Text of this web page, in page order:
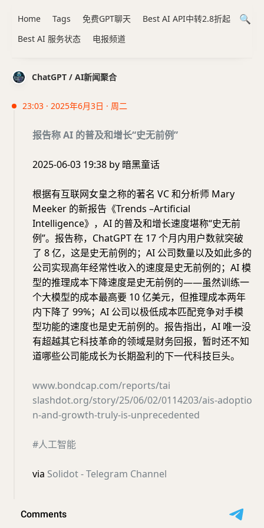
ChatGPT / AI新闻聚合
23:03 · 2025年6月3日 · 周二
报告称 AI 的普及和增长“史无前例”
2025-06-03 19:38 by 暗黑童话
根据有互联网女皇之称的著名 VC 和分析师 Mary
Meeker 的新报告《Trends –Artificial
Intelligence》，AI 的普及和增长速度堪称“史无前
例”。报告称，ChatGPT 在 17 个月内用户数就突破
了 8 亿，这是史无前例的；AI 公司数量以及如此多的
公司实现高年经常性收入的速度是史无前例的；AI 模
型的推理成本下降速度是史无前例的——虽然训练一
个大模型的成本最高要 10 亿美元，但推理成本两年
内下降了 99%；AI 公司以极低成本匹配竞争对手模
型功能的速度也是史无前例的。报告指出，AI 唯一没
有超越其它科技革命的领域是财务回报，暂时还不知
道哪些公司能成长为长期盈利的下一代科技巨头。
www.bondcap.com/reports/tai
slashdot.org/story/25/06/02/0114203/ais-adoptio
n-and-growth-truly-is-unprecedented
#人工智能
via Solidot - Telegram Channel
Home Tags 免费GPT聊天
Best AI API中转2.8折起
Best AI 服务状态
电报频道